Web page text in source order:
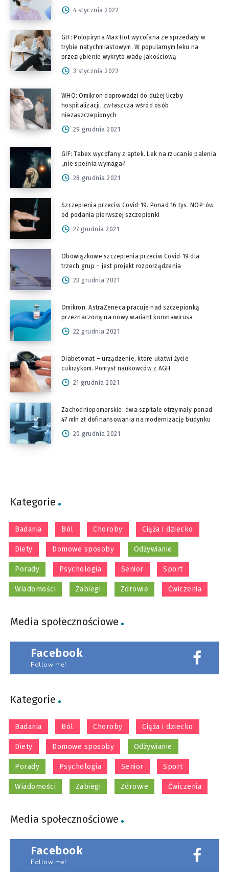
4 stycznia 2022
GIF: Polopiryna Max Hot wycofana ze sprzedaży w
trybie natychmiastowym. W popularnym leku na
przeziębienie wykryto wadę jakościową
3 stycznia 2022
WHO: Omikron doprowadzi do dużej liczby
hospitalizacji, zwłaszcza wśród osób
niezaszczepionych
29 grudnia 2021
GIF: Tabex wycofany z aptek. Lek na rzucanie palenia
„nie spełnia wymagań
28 grudnia 2021
Szczepienia przeciw Covid-19. Ponad 16 tys. NOP-ów
od podania pierwszej szczepionki
27 grudnia 2021
Obowiązkowe szczepienia przeciw Covid-19 dla
trzech grup – jest projekt rozporządzenia
23 grudnia 2021
Omikron. AstraZeneca pracuje nad szczepionką
przeznaczoną na nowy wariant koronawirusa
22 grudnia 2021
Diabetomat – urządzenie, które ułatwi życie
cukrzykom. Pomysł naukowców z AGH
21 grudnia 2021
Zachodniopomorskie: dwa szpitale otrzymały ponad
47 mln zł dofinansowania na modernizację budynku
20 grudnia 2021
Kategorie
Badania Ból Choroby Ciąża i dziecko
Diety Domowe sposoby Odżywianie
Porady Psychologia Senior Sport
Wiadomości Zabiegi Zdrowie Ćwiczenia
Media społecznościowe
Facebook
Follow me!
Kategorie
Badania Ból Choroby Ciąża i dziecko
Diety Domowe sposoby Odżywianie
Porady Psychologia Senior Sport
Wiadomości Zabiegi Zdrowie Ćwiczenia
Media społecznościowe
Facebook
Follow me!